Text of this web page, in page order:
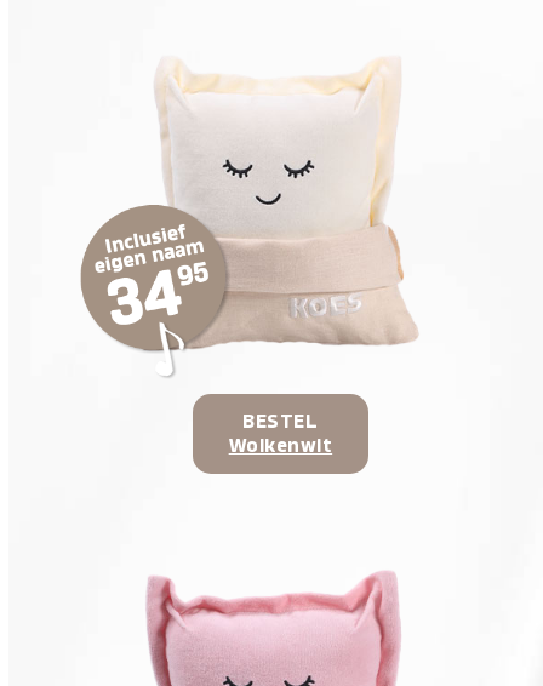
BESTEL
Wolkenwit